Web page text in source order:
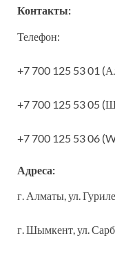
Контакты:
Телефон:
+7 700 125 53 01
+7 700 125 53 05
+7 700 125 53 06
Адреса:
г. Алматы, ул.
г. Шымкент, ул.